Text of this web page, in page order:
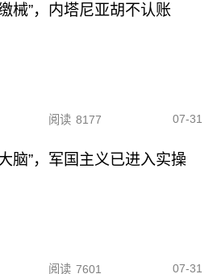
械”，内塔尼亚胡不认账
阅读 8177 07-31
脑”，军国主义已进入实操
阅读 7601 07-31